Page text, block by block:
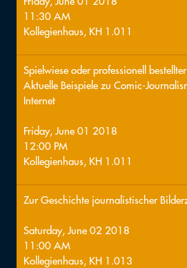
11:30 AM
Kollegienhaus, KH 1.011
Spielwiese oder professionell
Aktuelle Beispiele zu Comic-
Internet
Friday, June 01 2018
12:00 PM
Kollegienhaus, KH 1.011
Zur Geschichte journalistischer
Saturday, June 02 2018
11:00 AM
Kollegienhaus, KH 1.013